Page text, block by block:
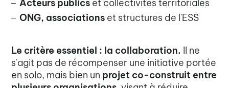
Acteurs publics et collectivités territoriales
ONG, associations et structures de l'ESS
Le critère essentiel : la collaboration. Il ne
s'agit pas de récompenser une initiative portée
en solo, mais bien un projet co-construit entre